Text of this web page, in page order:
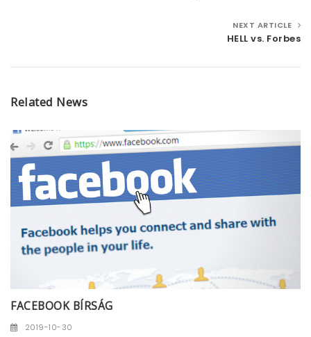
NEXT ARTICLE
HELL vs. Forbes
Related News
FACEBOOK BÍRSÁG
2019-10-30